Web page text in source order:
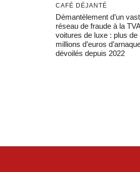
CAFÉ DÉJANTÉ
Démantèlement d’un
réseau de fraude à la
voitures de luxe : plus de
millions d’euros
dévoilés depuis 2022